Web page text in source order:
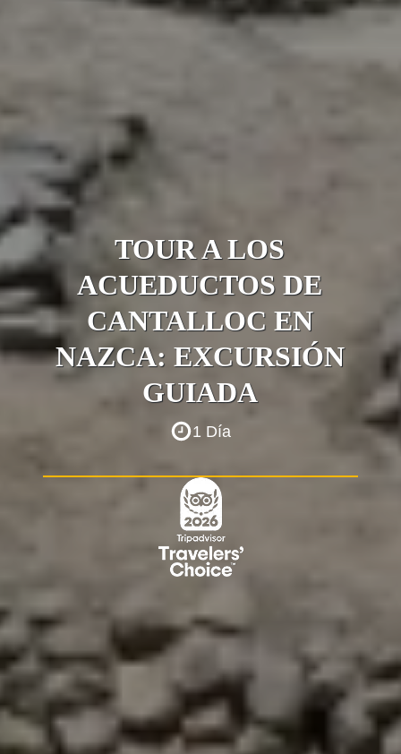
TOUR A LOS
ACUEDUCTOS DE
CANTALLOC EN
NAZCA: EXCURSIÓN
GUIADA
1 Día